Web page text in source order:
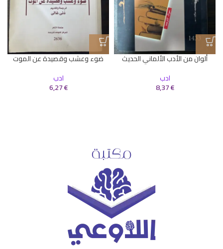
ألوان من الأدب الألماني الحديث
ادب
8,37€
ضوء وعشب وقصيدة عن الموت
ادب
6,27€